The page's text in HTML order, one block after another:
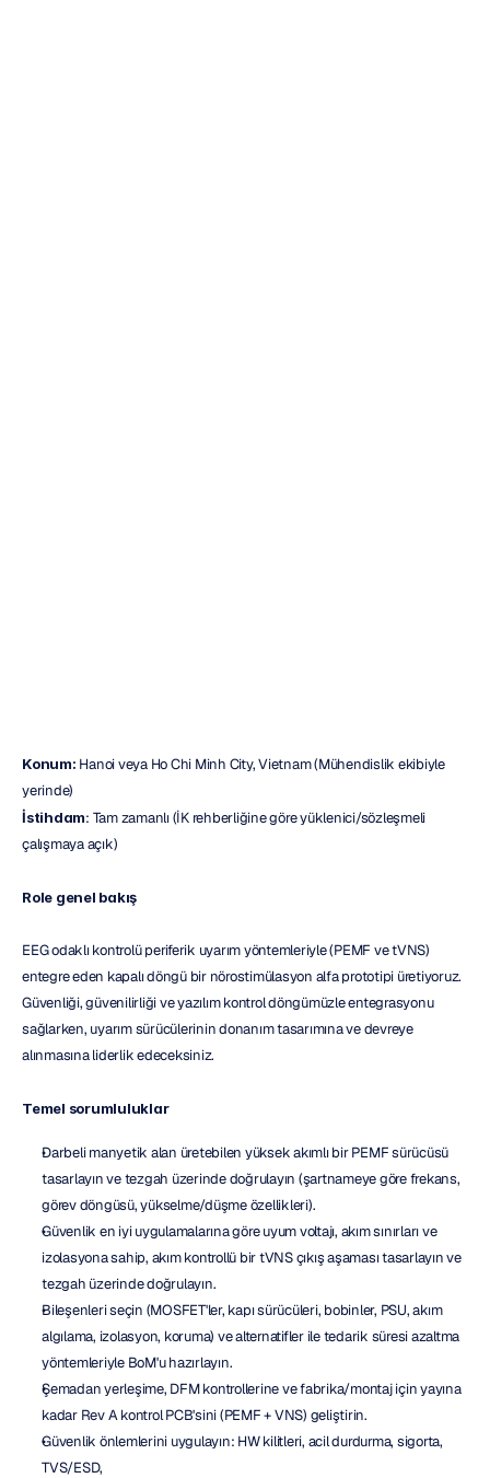
Konum: Hanoi veya Ho Chi Minh City, Vietnam (Mühendislik ekibiyle
yerinde)
İstihdam: Tam zamanlı (İK rehberliğine göre yüklenici/sözleşmeli
çalışmaya açık)
Role genel bakış
EEG odaklı kontrolü periferik uyarım yöntemleriyle (PEMF ve tVNS)
entegre eden kapalı döngü bir nörostimülasyon alfa prototipi üretiyoruz.
Güvenliği, güvenilirliği ve yazılım kontrol döngümüzle entegrasyonu
sağlarken, uyarım sürücülerinin donanım tasarımına ve devreye
alınmasına liderlik edeceksiniz.
Temel sorumluluklar
Darbeli manyetik alan üretebilen yüksek akımlı bir PEMF sürücüsü
tasarlayın ve tezgah üzerinde doğrulayın (şartnameye göre frekans,
görev döngüsü, yükselme/düşme özellikleri).
Güvenlik en iyi uygulamalarına göre uyum voltajı, akım sınırları ve
izolasyona sahip, akım kontrollü bir tVNS çıkış aşaması tasarlayın ve
tezgah üzerinde doğrulayın.
Bileşenleri seçin (MOSFET'ler, kapı sürücüleri, bobinler, PSU, akım
algılama, izolasyon, koruma) ve alternatifler ile tedarik süresi azaltma
yöntemleriyle BoM'u hazırlayın.
Şemadan yerleşime, DFM kontrollerine ve fabrika/montaj için yayına
kadar Rev A kontrol PCB'sini (PEMF + VNS) geliştirin.
Güvenlik önlemlerini uygulayın: HW kilitleri, acil durdurma, sigorta,
TVS/ESD,